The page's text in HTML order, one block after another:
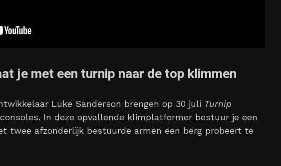
je met een turnip naar de top klimmen
Luke Sanderson brengen op 30 juli Turnip
In deze opvallende klimplatformer bestuur je een
twee afzonderlijk bestuurde armen een berg probeert te